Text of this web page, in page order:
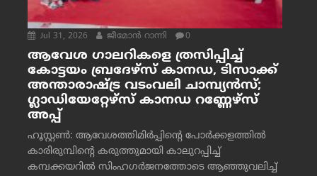
Jul 31, 2026 ജീമോന്‍ റാന്നി 0
ആവേശ ഗാലറികളെ ത്രസിപ്പിച്ച്
കോട്ടയം ബ്രദേഴ്‌സ് കാനഡ, ടിസാക്ക്
അന്താരാഷ്ട്ര വടംവലി ചാമ്പ്യന്‍സ്;
ഗ്ലാഡിയേറ്റേഴ്‌സ് കാനഡ റണ്ണേഴ്‌സ്
അപ്പ്
ഹൂസ്റ്റണ്‍: ആവേശത്തിമിര്‍പ്പിന്റെ പോര്‍ക്കളത്തില്‍
കാരിരുമ്പിന്റെ കരുത്തുമായി കാലുറപ്പിച്ച്
കമ്പക്കയറില്‍ സിംഹഗര്‍ജനത്തോടെ ആഞ്ഞുവലിച്ച്